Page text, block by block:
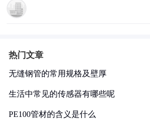
热门文章
无缝钢管的常用规格及壁厚
生活中常见的传感器有哪些呢
PE100管材的含义是什么